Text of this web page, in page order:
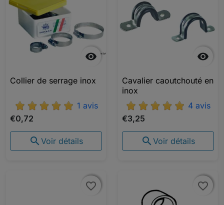

Collier de serrage inox
1 avis
€0,72
 Voir détails

Cavalier caoutchouté en
inox
4 avis
€3,25
 Voir détails
favorite_border
favorite_border favorite_border
favorite_border